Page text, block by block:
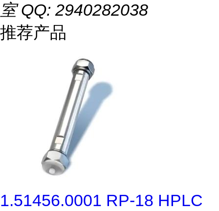
室 QQ: 2940282038
推荐产品
1.51456.0001 RP-18 HPLC